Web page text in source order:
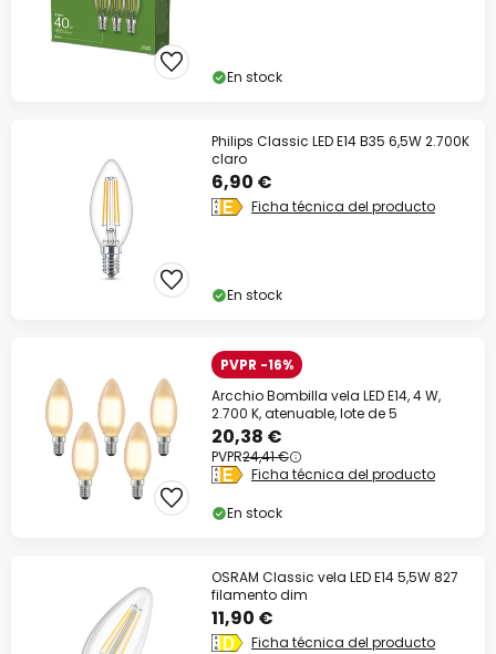
En stock
Philips Classic LED E14 B35 6,5W 2.700K
claro
6,90 €
Ficha técnica del producto
En stock
PVPR -16%
Arcchio Bombilla vela LED E14, 4 W,
2.700 K, atenuable, lote de 5
20,38 €
PVPR24,41 €
Ficha técnica del producto
En stock
OSRAM Classic vela LED E14 5,5W 827
filamento dim
11,90 €
Ficha técnica del producto